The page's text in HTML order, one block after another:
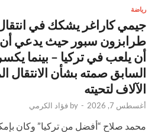
رياضة
جيمي كاراغر يشكك في
طرابزون سبور حيث يدعي
أن يلعب في تركيا – بينما
السابق صمته بشأن
الآلاف لتحيته
أغسطس 7, 2026 -
by فؤاد الكرمي
محمد صلاح “أفضل من تركيا” وكان